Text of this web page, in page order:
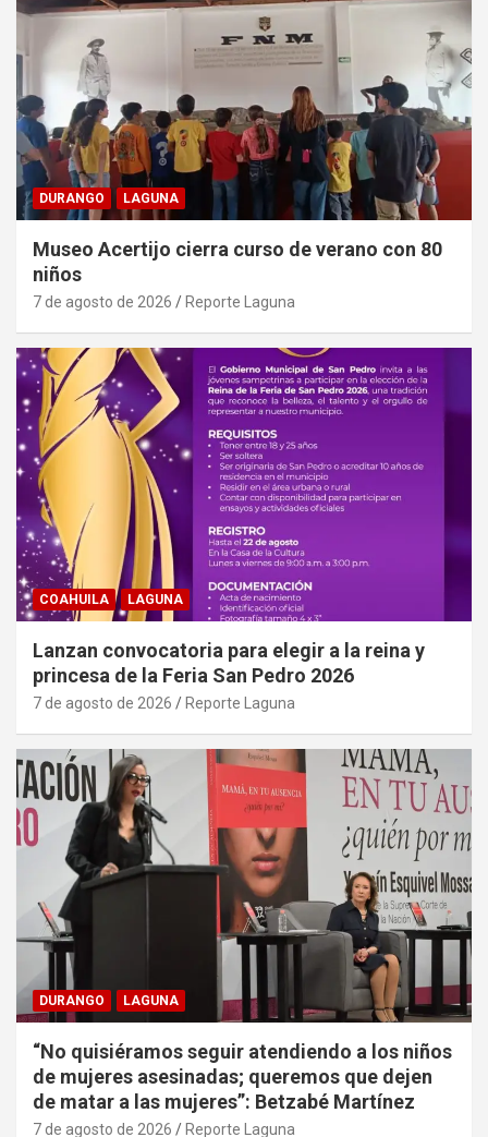
DURANGO LAGUNA
Museo Acertijo cierra curso de verano con 80
niños
7 de agosto de 2026 Reporte Laguna
COAHUILA LAGUNA
Lanzan convocatoria para elegir a la reina y
princesa de la Feria San Pedro 2026
7 de agosto de 2026 Reporte Laguna
DURANGO LAGUNA
“No quisiéramos seguir atendiendo a los niños
de mujeres asesinadas; queremos que dejen
de matar a las mujeres”: Betzabé Martínez
7 de agosto de 2026 Reporte Laguna